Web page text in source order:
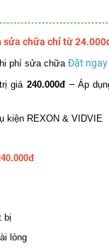
sửa chữa chỉ từ
phí sửa chữa Đặt ngay
trị giá 240.000đ – Áp
kiện REXON & VIDVIE
bị
lòng